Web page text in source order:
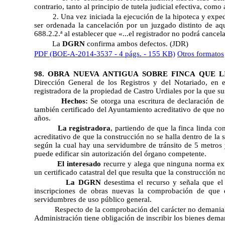
contrario, tanto al principio de tutela judicial efectiva,
2. Una vez iniciada la ejecución de la hipoteca y
ser ordenada la cancelación por un juzgado distinto de
688.2.2.ª al establecer que «...el registrador no podrá
La DGRN confirma ambos defectos. (JDR)
PDF (BOE-A-2014-3537 - 4 págs. - 155 KB) Otros formatos
98. OBRA NUEVA ANTIGUA SOBRE FINCA
Dirección General de los Registros y del Notariado,
registradora de la propiedad de Castro Urdiales por la que
Hechos: Se otorga una escritura de declaración
también certificado del Ayuntamiento acreditativo de que
años.
La registradora, partiendo de que la finca linda
acreditativo de que la construcción no se halla dentro de la
según la cual hay una servidumbre de tránsito de5 metros
puede edificar sin autorización del órgano competente.
El interesado recurre y alega que ninguna norma
un certificado catastral del que resulta que la construcción
La DGRNdesestima el recurso y señala que
inscripciones de obras nuevas la comprobación de
servidumbres de uso público general.
Respecto de la comprobación del carácter no
Administración tiene obligación de inscribir los bienes